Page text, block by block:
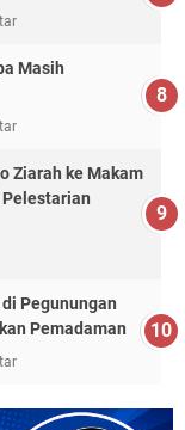
Masih
Ziarah ke Makam
Pelestarian
Pegunungan
Pemadaman